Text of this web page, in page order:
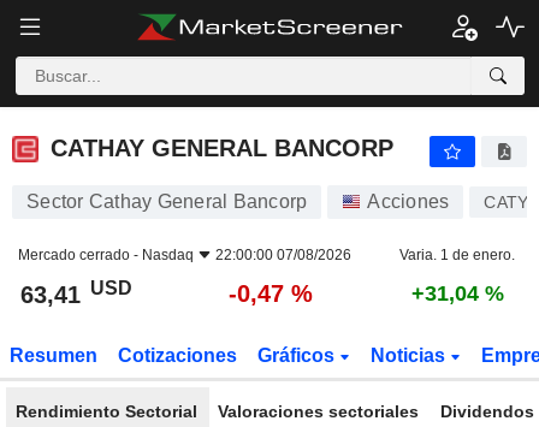
CATHAY GENERAL BANCORP
Sector Cathay General Bancorp Acciones CATY
Mercado cerrado - Nasdaq 22:00:00 07/08/2026 Varia. 1 de enero.
63,41 USD -0,47 % +31,04 %
Resumen Cotizaciones Gráficos Noticias
Rendimiento Sectorial Valoraciones sectoriales